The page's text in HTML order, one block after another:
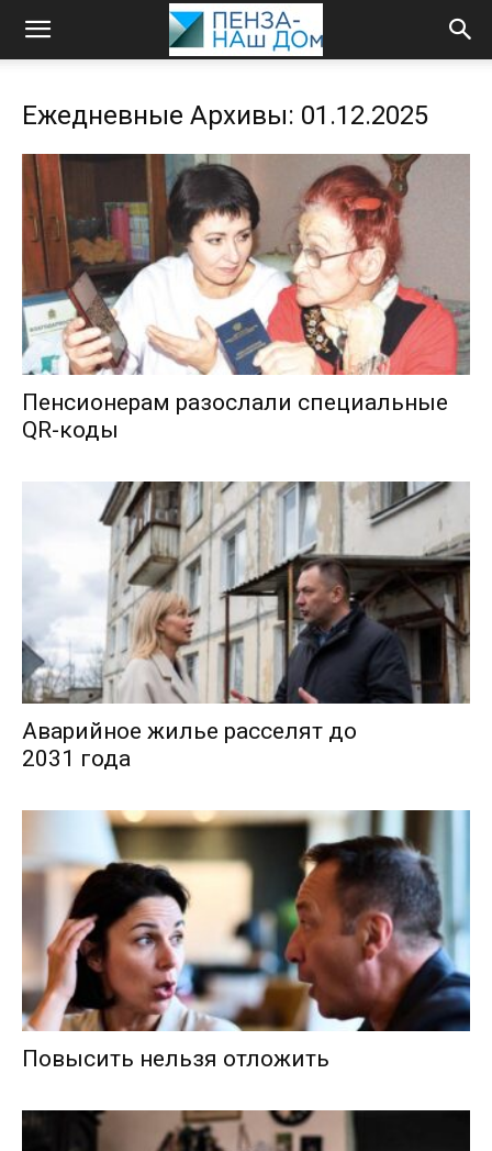
Ежедневные Архивы: 01.12.2025
Пенсионерам разослали специальные
QR-коды
Аварийное жилье расселят до
2031 года
Повысить нельзя отложить